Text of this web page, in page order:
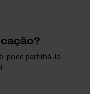
pode partilhá-lo